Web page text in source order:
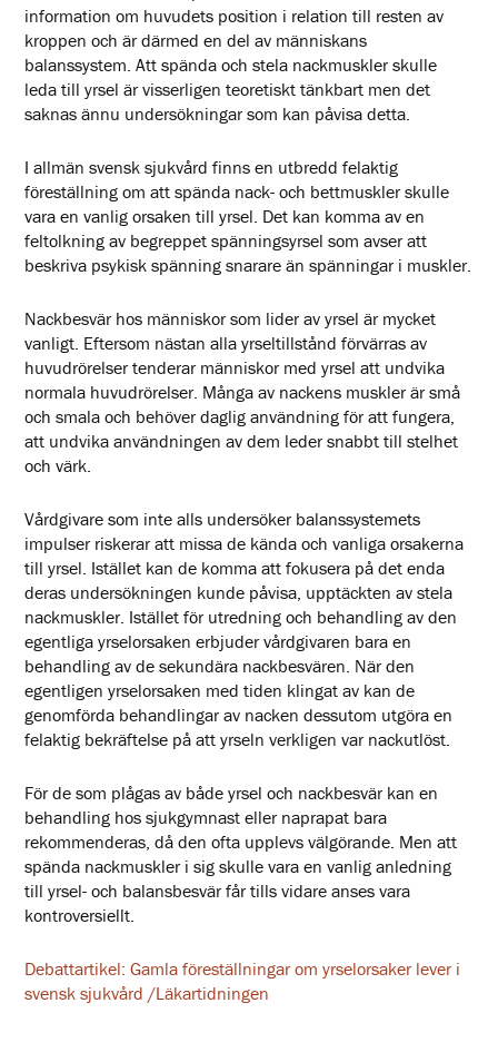
information om huvudets position i relation till resten av
kroppen och är därmed en del av människans
balanssystem. Att spända och stela nackmuskler skulle
leda till yrsel är visserligen teoretiskt tänkbart men det
saknas ännu undersökningar som kan påvisa detta.
I allmän svensk sjukvård finns en utbredd felaktig
föreställning om att spända nack- och bettmuskler skulle
vara en vanlig orsaken till yrsel. Det kan komma av en
feltolkning av begreppet spänningsyrsel som avser att
beskriva psykisk spänning snarare än spänningar i muskler.
Nackbesvär hos människor som lider av yrsel är mycket
vanligt. Eftersom nästan alla yrseltillstånd förvärras av
huvudrörelser tenderar människor med yrsel att undvika
normala huvudrörelser. Många av nackens muskler är små
och smala och behöver daglig användning för att fungera,
att undvika användningen av dem leder snabbt till stelhet
och värk.
Vårdgivare som inte alls undersöker balanssystemets
impulser riskerar att missa de kända och vanliga orsakerna
till yrsel. Istället kan de komma att fokusera på det enda
deras undersökningen kunde påvisa, upptäckten av stela
nackmuskler. Istället för utredning och behandling av den
egentliga yrselorsaken erbjuder vårdgivaren bara en
behandling av de sekundära nackbesvären. När den
egentligen yrselorsaken med tiden klingat av kan de
genomförda behandlingar av nacken dessutom utgöra en
felaktig bekräftelse på att yrseln verkligen var nackutlöst.
För de som plågas av både yrsel och nackbesvär kan en
behandling hos sjukgymnast eller naprapat bara
rekommenderas, då den ofta upplevs välgörande. Men att
spända nackmuskler i sig skulle vara en vanlig anledning
till yrsel- och balansbesvär får tills vidare anses vara
kontroversiellt.
Debattartikel: Gamla föreställningar om yrselorsaker lever i
svensk sjukvård /Läkartidningen